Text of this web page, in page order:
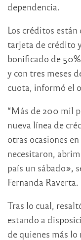
dependencia.
Los créditos
tarjeta de crédito
bonificado de
y con tres meses
cuota, informó el
“Más de 200 mil
nueva línea de
otras ocasiones
necesitaron,
país un sábado»,
Fernanda Raverta.
Tras lo cual,
estando a
de quienes más lo